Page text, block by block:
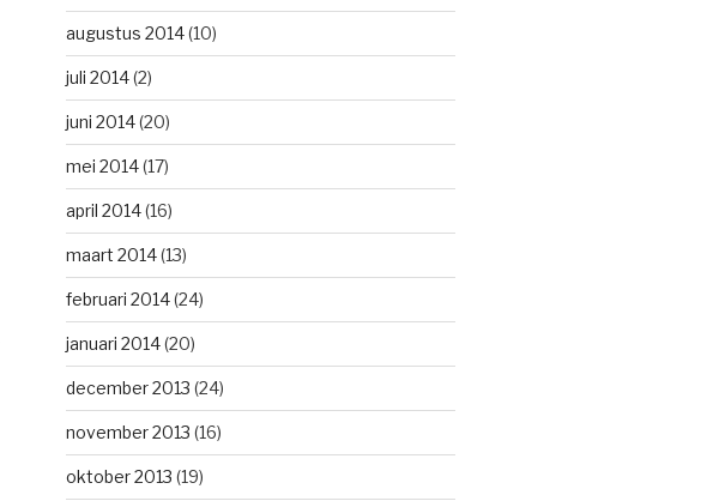
augustus 2014(10)
juli 2014(2)
juni 2014(20)
mei 2014(17)
april 2014(16)
maart 2014(13)
februari 2014(24)
januari 2014(20)
december 2013 (24)
november 2013 (16)
oktober 2013 (19)